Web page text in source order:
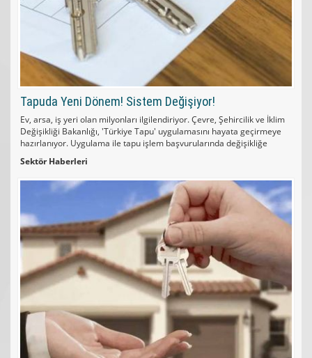
Tapuda Yeni Dönem! Sistem Değişiyor!
Ev, arsa, iş yeri olan milyonları ilgilendiriyor. Çevre, Şehircilik ve İklim
Değişikliği Bakanlığı, 'Türkiye Tapu' uygulamasını hayata geçirmeye
hazırlanıyor. Uygulama ile tapu işlem başvurularında değişikliğe
Sektör Haberleri